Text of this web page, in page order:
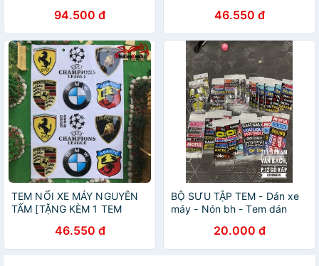
94.500 đ 46.550 đ
TEM NỔI XE MÁY NGUYÊN
TẤM [TẶNG KÈM 1 TEM
46.550 đ
BỘ SƯU TẬP TEM - Dán xe
máy - Nón bh - Tem dán
20.000 đ